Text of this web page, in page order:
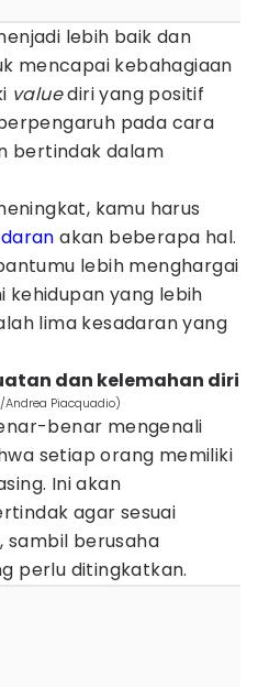
lebih baik dan
mencapai kebahagiaan
valuediri yang positif
pada cara
bertindak dalam
kamu harus
akan beberapa hal.
lebih menghargai
kehidupan yang lebih
lima kesadaran yang
dan kelemahan diri
Piacquadio)
benar mengenali
setiap orang memiliki
Ini akan
agar sesuai
sambil berusaha
perlu ditingkatkan.